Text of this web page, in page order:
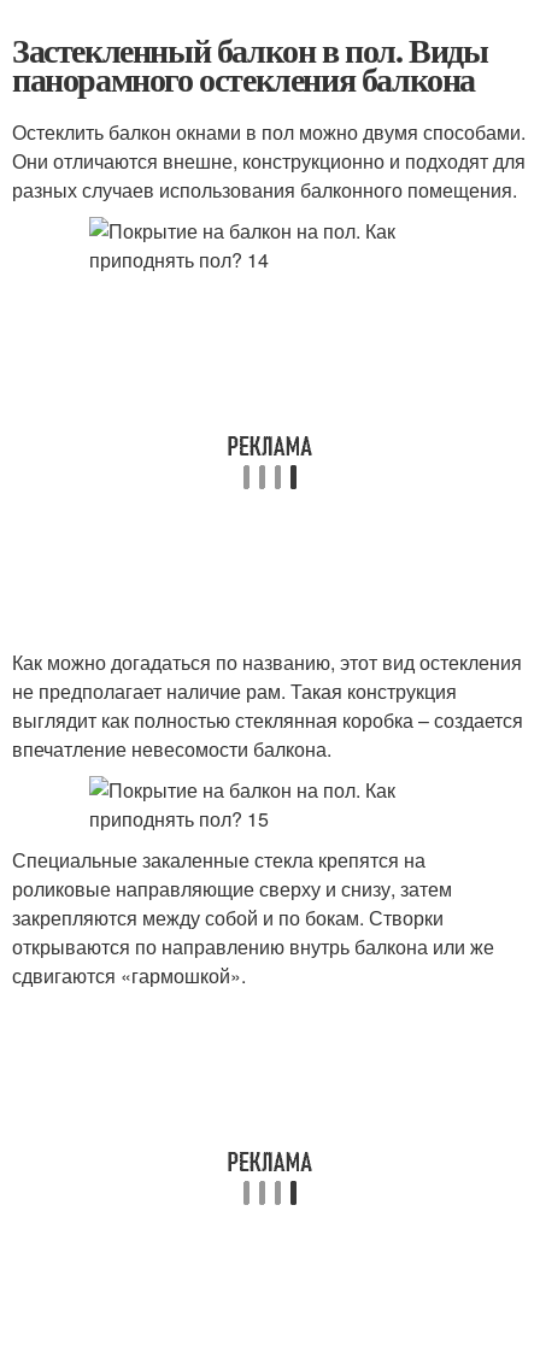
Застекленный балкон в пол. Виды
панорамного остекления балкона
Остеклить балкон окнами в пол можно двумя способами.
Они отличаются внешне, конструкционно и подходят для
разных случаев использования балконного помещения.
Как можно догадаться по названию, этот вид остекления
не предполагает наличие рам. Такая конструкция
выглядит как полностью стеклянная коробка – создается
впечатление невесомости балкона.
Специальные закаленные стекла крепятся на
роликовые направляющие сверху и снизу, затем
закрепляются между собой и по бокам. Створки
открываются по направлению внутрь балкона или же
сдвигаются «гармошкой».